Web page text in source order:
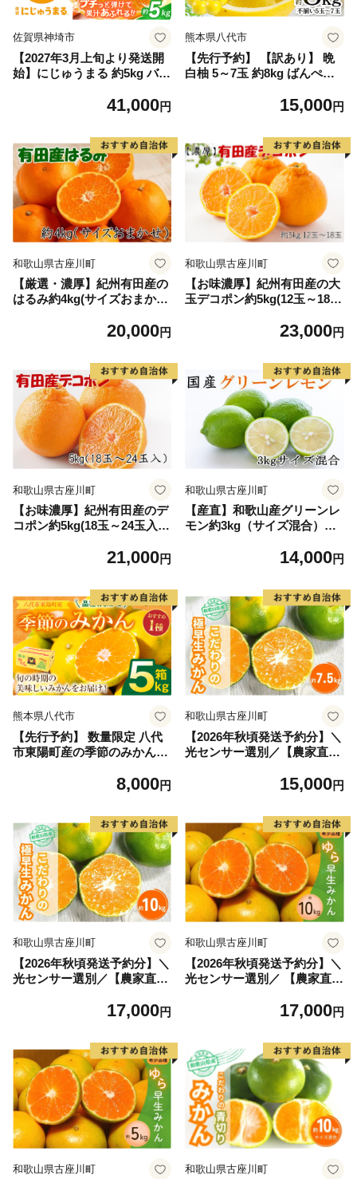
佐賀県神埼市
【2027年3月上旬より発送開
始】にじゅうまる 約5kg バラ
物 くだもの フルーツ】(H116
41,000円
熊本県八代市
【先行予約】 【訳あり】 晩
白柚 5～7玉 約8kg ばんぺい
ツ 柑橘 柑橘類 熊本県 八代市
15,000円
和歌山県古座川町
【厳選・濃厚】紀州有田産の
はるみ約4kg(サイズおまか
年2月中旬頃より順次発送【t
20,000円
和歌山県古座川町
【お味濃厚】紀州有田産の大
玉デコポン約5kg(12玉～18玉
中旬～2027年3月中旬頃順次
23,000円
和歌山県古座川町
【お味濃厚】紀州有田産のデ
コポン約5kg(18玉～24玉入
旬～2027年3月中旬頃順次発
21,000円
和歌山県古座川町
【産直】和歌山産グリーンレ
モン約3kg（サイズ混合）※2
上旬頃より順次発送【tec506
14,000円
熊本県八代市
【先行予約】 数量限定 八代
市東陽町産の季節のみかん5k
果実 ミカン 蜜柑 熊本県 八代
8,000円
和歌山県古座川町
【2026年秋頃発送予約分】＼
光センサー選別／【農家直
約7.5kg 【数量限定】 有機質
（お届け日指定不可）【nuk1
36E】
15,000円
和歌山県古座川町
【2026年秋頃発送予約分】＼
光センサー選別／【農家直
約10kg 【数量限定】 有機質
（お届け日指定不可）【nuk1
35E】
17,000円
和歌山県古座川町
【2026年秋頃発送予約分】＼
光センサー選別／ 【農家直
家庭用 ゆら早生みかん 約10k
（お届け日指定不可）【nuk1
10D】
17,000円
和歌山県古座川町 和歌山県古座川町